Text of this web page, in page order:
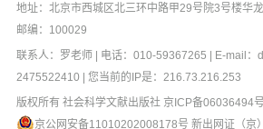
地址：北京市西城区北三环中路甲29号院3号楼华
邮编：100029
联系人：罗老师 | 电话：010-59367265 | E-mail：
2475522410 | 您当前的IP是： 216.73.216.253
版权所有 社会科学文献出版社 京ICP备06036494
京公网安备11010202008178号 新出网证（京